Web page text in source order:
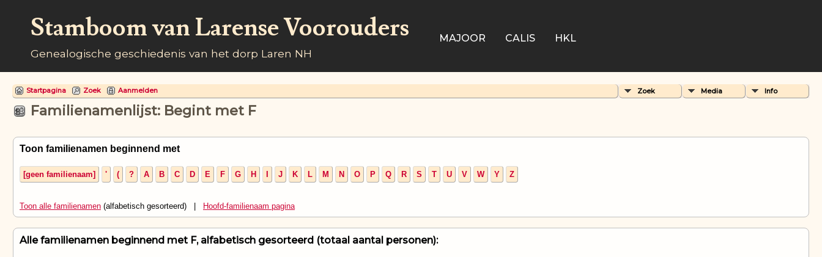
Stamboom van Larense Voorouders
Genealogische geschiedenis van het dorp Laren NH
MAJOOR CALIS HKL
Startpagina Zoek Aanmelden Zoek Media Info
Familienamenlijst: Begint met F
Toon familienamen beginnend met
[geen familienaam] ' ( ? A B C D E F G H I J K L M N O P Q R S T U V W Y Z
Toon alle familienamen (alfabetisch gesorteerd) | Hoofd-familienaam pagina
Alle familienamen beginnend met F, alfabetisch gesorteerd (totaal aantal personen):